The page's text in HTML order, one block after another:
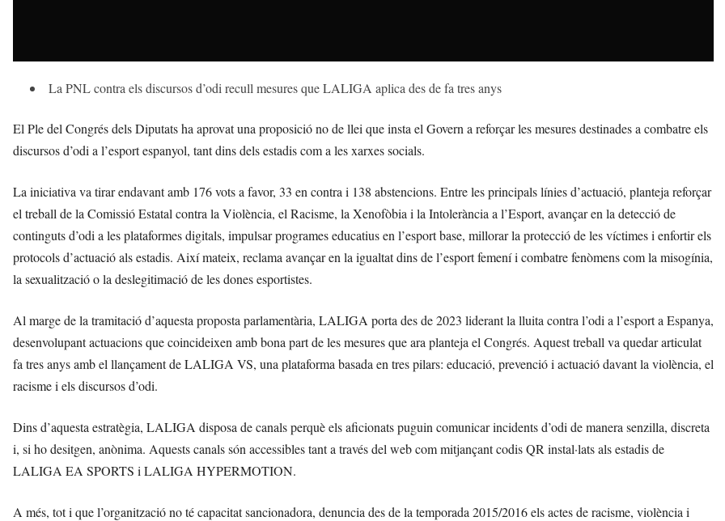
La PNL contra els discursos d’odi recull mesures que LALIGA aplica des de fa tres anys
El Ple del Congrés dels Diputats ha aprovat una proposició no de llei que insta el Govern a reforçar les mesures destinades a combatre els
discursos d’odi a l’esport espanyol, tant dins dels estadis com a les xarxes socials.
La iniciativa va tirar endavant amb 176 vots a favor, 33 en contra i 138 abstencions. Entre les principals línies d’actuació, planteja reforçar
el treball de la Comissió Estatal contra la Violència, el Racisme, la Xenofòbia i la Intolerància a l’Esport, avançar en la detecció de
continguts d’odi a les plataformes digitals, impulsar programes educatius en l’esport base, millorar la protecció de les víctimes i enfortir els
protocols d’actuació als estadis. Així mateix, reclama avançar en la igualtat dins de l’esport femení i combatre fenòmens com la misogínia,
la sexualització o la deslegitimació de les dones esportistes.
Al marge de la tramitació d’aquesta proposta parlamentària, LALIGA porta des de 2023 liderant la lluita contra l’odi a l’esport a Espanya,
desenvolupant actuacions que coincideixen amb bona part de les mesures que ara planteja el Congrés. Aquest treball va quedar articulat
fa tres anys amb el llançament de LALIGA VS, una plataforma basada en tres pilars: educació, prevenció i actuació davant la violència, el
racisme i els discursos d’odi.
Dins d’aquesta estratègia, LALIGA disposa de canals perquè els aficionats puguin comunicar incidents d’odi de manera senzilla, discreta
i, si ho desitgen, anònima. Aquests canals són accessibles tant a través del web com mitjançant codis QR instal·lats als estadis de
LALIGA EA SPORTS i LALIGA HYPERMOTION.
A més, tot i que l’organització no té capacitat sancionadora, denuncia des de la temporada 2015/2016 els actes de racisme, violència i